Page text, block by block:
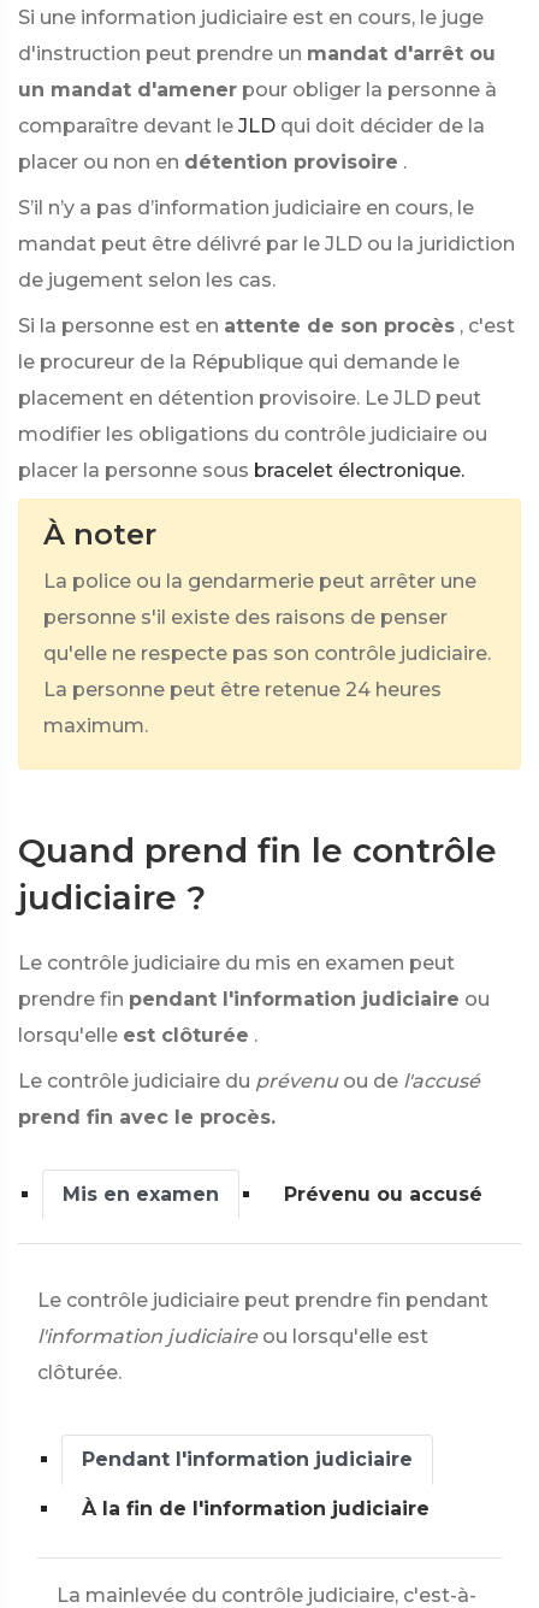
Si une information judiciaire est en cours, le juge
d'instruction peut prendre un mandat d'arrêt ou
un mandat d'amener pour obliger la personne à
comparaître devant le JLD qui doit décider de la
placer ou non en détention provisoire .
S’il n’y a pas d’information judiciaire en cours, le
mandat peut être délivré par le JLD ou la juridiction
de jugement selon les cas.
Si la personne est en attente de son procès , c'est
le procureur de la République qui demande le
placement en détention provisoire. Le JLD peut
modifier les obligations du contrôle judiciaire ou
placer la personne sous bracelet électronique.
À noter
La police ou la gendarmerie peut arrêter une
personne s'il existe des raisons de penser
qu'elle ne respecte pas son contrôle judiciaire.
La personne peut être retenue 24 heures
maximum.
Quand prend fin le contrôle
judiciaire ?
Le contrôle judiciaire du mis en examen peut
prendre fin pendant l'information judiciaire ou
lorsqu'elle est clôturée .
Le contrôle judiciaire du prévenu ou de l'accusé
prend fin avec le procès.
Mis en examen Prévenu ou accusé
Le contrôle judiciaire peut prendre fin pendant
l'information judiciaire ou lorsqu'elle est
clôturée.
Pendant l'information judiciaire
À la fin de l'information judiciaire
La mainlevée du contrôle judiciaire, c'est-à-